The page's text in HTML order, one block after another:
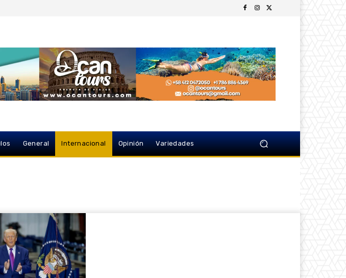
General Internacional Opinión Variedades